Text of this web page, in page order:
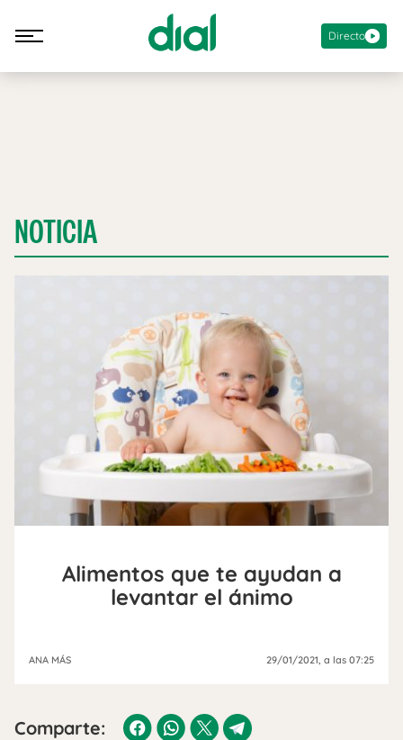
Directo
NOTICIA
Alimentos que te ayudan a
levantar el ánimo
ANA MÁS 29/01/2021 , a las 07:25
Comparte: